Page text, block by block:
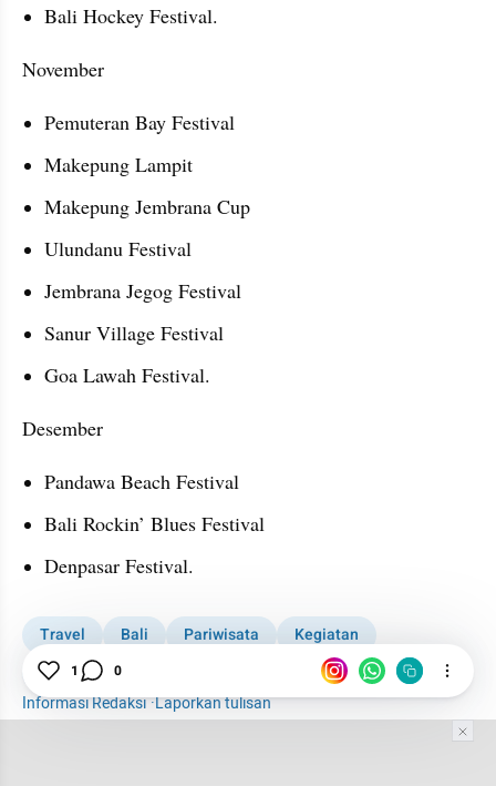
Bali Hockey Festival.
November
Pemuteran Bay Festival
Makepung Lampit
Makepung Jembrana Cup
Ulundanu Festival
Jembrana Jegog Festival
Sanur Village Festival
Goa Lawah Festival.
Desember
Pandawa Beach Festival
Bali Rockin’ Blues Festival
Denpasar Festival.
Travel Bali Pariwisata
Kegiatan
Serba-serbi Travel
Informasi Redaksi·Laporkan tulisan
1 0